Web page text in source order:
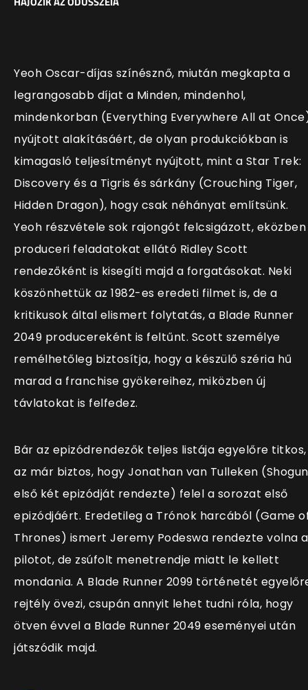
Yeoh Oscar-díjas színésznő, miután megkapta a
legrangosabb díjat a Minden, mindenhol,
mindenkorban (Everything Everywhere All at
nyújtott alakításáért, de olyan produkciókban is
kimagasló teljesítményt nyújtott, mint a Star Trek:
Discovery és a Tigris és sárkány (Crouching Tiger,
Hidden Dragon), hogy csak néhányat említsünk.
Yeoh részvétele sok rajongót felcsigázott,
produceri feladatokat ellátó Ridley Scott
rendezőként is kisegíti majd a forgatásokat. Neki
köszönhettük az 1982-es eredeti filmet is, de a
kritikusok által elismert folytatás, a Blade Runner
2049 producereként is feltűnt. Scott személye
remélhetőleg biztosítja, hogy a készülő széria hű
marad a franchise gyökereihez, miközben új
távlatokat is felfedez.
Bár az epizódrendezők teljes listája egyelőre titkos,
az már biztos, hogy Jonathan van Tulleken (Shogun
első két epizódját rendezte) felel a sorozat első
epizódjáért. Eredetileg a Trónok harcából (Game
Thrones) ismert Jeremy Podeswa rendezte volna a
pilotot, de zsúfolt menetrendje miatt le kellett
mondania. A Blade Runner 2099 történetét
rejtély övezi, csupán annyit lehet tudni róla, hogy
ötven évvel a Blade Runner 2049 eseményei után
játszódik majd.